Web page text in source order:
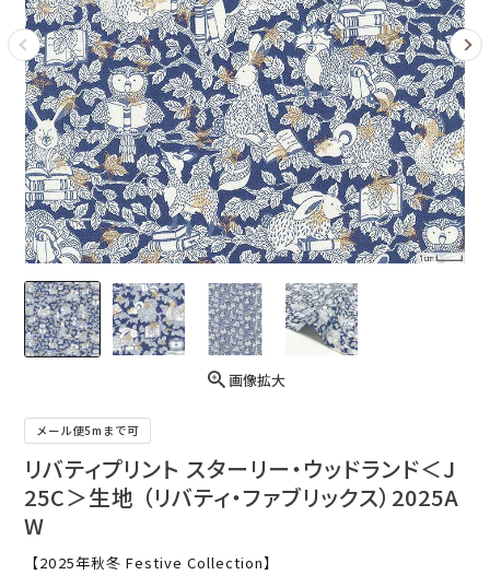
画像拡大
メール便5mまで可
リバティプリント スターリー・ウッドランド＜J
25C＞生地 （リバティ・ファブリックス）2025A
W
【2025年秋冬 Festive Collection】